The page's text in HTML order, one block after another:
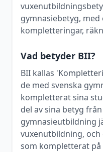
gymnasiebetyg, med
kompletteringar,
Vad betyder BII?
BII kallas
de med svenska
kompletterat sina
del av sina betyg
gymnasieutbildning
vuxenutbildning,
som kompletterat